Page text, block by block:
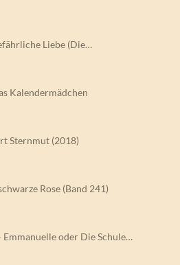
Liebe (Die…
Kalendermädchen
Sternmut (2018)
Rose (Band 241)
Emmanuelle oder Die Schule…